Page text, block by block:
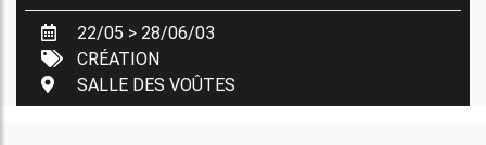
22/05 > 28/06/03
CRÉATION
SALLE DES VOÛTES